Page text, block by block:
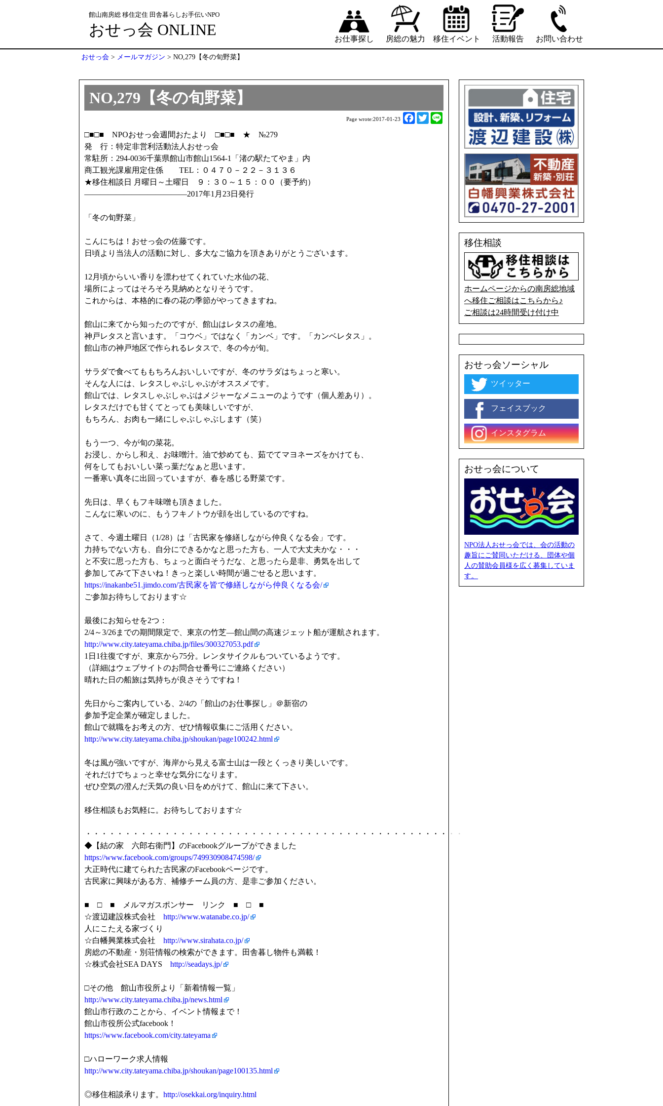
館山南房総 移住定住 田舎暮らしお手伝いNPO
おせっ会 ONLINE
お仕事探し 房総の魅力 移住イベント 活動報告 お問い合わせ
おせっ会 > メールマガジン > NO,279【冬の旬野菜】
NO,279【冬の旬野菜】
Page wrote:2017-01-23
F
T
□■□■ NPOおせっ会週間おたより □■□■ ★ №279
発 行：特定非営利活動法人おせっ会
常駐所：294-0036千葉県館山市館山1564-1「渚の駅たてやま」内
商工観光課雇用定住係 TEL：０４７０－２２－３１３６
★移住相談日 月曜日～土曜日 ９：３０～１５：００（要予約）
—————————————2017年1月23日発行
「冬の旬野菜」
こんにちは！おせっ会の佐藤です。
日頃より当法人の活動に対し、多大なご協力を頂きありがとうございます。
12月頃からいい香りを漂わせてくれていた水仙の花、
場所によってはそろそろ見納めとなりそうです。
これからは、本格的に春の花の季節がやってきますね。
館山に来てから知ったのですが、館山はレタスの産地。
神戸レタスと言います。「コウベ」ではなく「カンベ」です。「カンベレタス」。
館山市の神戸地区で作られるレタスで、冬の今が旬。
サラダで食べてももちろんおいしいですが、冬のサラダはちょっと寒い。
そんな人には、レタスしゃぶしゃぶがオススメです。
館山では、レタスしゃぶしゃぶはメジャーなメニューのようです（個人差あり）。
レタスだけでも甘くてとっても美味しいですが、
もちろん、お肉も一緒にしゃぶしゃぶします（笑）
もう一つ、今が旬の菜花。
お浸し、からし和え、お味噌汁。油で炒めても、茹でてマヨネーズをかけても、
何をしてもおいしい菜っ葉だなぁと思います。
一番寒い真冬に出回っていますが、春を感じる野菜です。
先日は、早くもフキ味噌も頂きました。
こんなに寒いのに、もうフキノトウが顔を出しているのですね。
さて、今週土曜日（1/28）は「古民家を修繕しながら仲良くなる会」です。
力持ちでない方も、自分にできるかなと思った方も、一人で大丈夫かな・・・
と不安に思った方も、ちょっと面白そうだな、と思ったら是非、勇気を出して
参加してみて下さいね！きっと楽しい時間が過ごせると思います。
https://inakanbe51.jimdo.com/古民家を皆で修繕しながら仲良くなる会/
ご参加お待ちしております☆
最後にお知らせを2つ：
2/4～3/26までの期間限定で、東京の竹芝―館山間の高速ジェット船が運航されます。
http://www.city.tateyama.chiba.jp/files/300327053.pdf
1日1往復ですが、東京から75分。レンタサイクルもついているようです。
（詳細はウェブサイトのお問合せ番号にご連絡ください）
晴れた日の船旅は気持ちが良さそうですね！
先日からご案内している、2/4の「館山のお仕事探し」＠新宿の
参加予定企業が確定しました。
館山で就職をお考えの方、ぜひ情報収集にご活用ください。
http://www.city.tateyama.chiba.jp/shoukan/page100242.html
冬は風が強いですが、海岸から見える富士山は一段とくっきり美しいです。
それだけでちょっと幸せな気分になります。
ぜひ空気の澄んだ天気の良い日をめがけて、館山に来て下さい。
移住相談もお気軽に。お待ちしております☆
・・・・・・・・・・・・・・・・・・・・・・・・・・・・・・・・・・・・・・・・・・・・・・・・
◆【結の家 六郎右衛門】のFacebookグループができました
https://www.facebook.com/groups/749930908474598/
大正時代に建てられた古民家のFacebookページです。
古民家に興味がある方、補修チーム員の方、是非ご参加ください。
■ □ ■ メルマガスポンサー リンク ■ □ ■
☆渡辺建設株式会社 http://www.watanabe.co.jp/
人にこたえる家づくり
☆白幡興業株式会社 http://www.sirahata.co.jp/
房総の不動産・別荘情報の検索ができます。田舎暮し物件も満載！
☆株式会社SEA DAYS http://seadays.jp/
□その他 館山市役所より「新着情報一覧」
http://www.city.tateyama.chiba.jp/news.html
館山市行政のことから、イベント情報まで！
館山市役所公式facebook！
https://www.facebook.com/city.tateyama
□ハローワーク求人情報
http://www.city.tateyama.chiba.jp/shoukan/page100135.html
◎移住相談承ります。 http://osekkai.org/inquiry.html
移住相談
ホームページからの南房総地域
へ移住ご相談はこちらから♪
ご相談は24時間受け付け中
おせっ会ソーシャル
ツイッター
フェイスブック
インスタグラム
おせっ会について
NPO法人おせっ会では、会の活動の
趣旨にご賛同いただける、団体や個
人の賛助会員様を広く募集していま
す。